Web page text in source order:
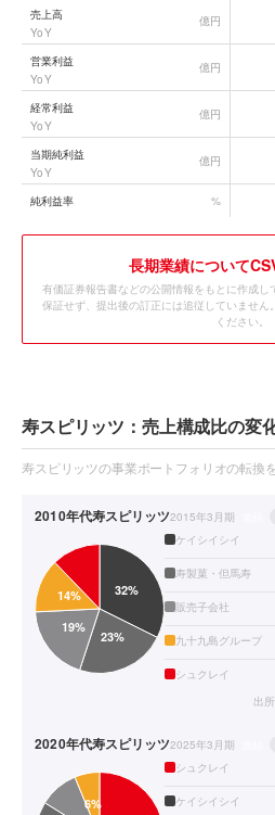
寿スピリッツ
売上高
YoY
億円
営業利益
YoY
億円
経常利益
YoY
億円
当期純利益
YoY
億円
純利益率 %
長期業績について
有価証券報告書などの公開情報をもとに作成
保証せず、提出後の訂正には追従していませ
ください。
寿スピリッツ：売上構成比の変
寿スピリッツの事業ポートフォリオの転換
2010年代寿スピリッツ2015年3月期
ケイシイシイ
寿製菓・但馬寿
販売子会社
九十九島グループ
シュクレイ
出所
2020年代寿スピリッツ2025年3月期
シュクレイ
ケイシイシイ